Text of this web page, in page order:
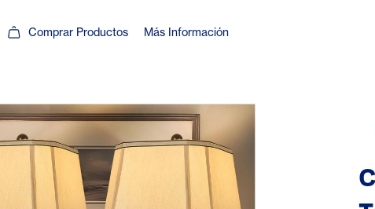
Comprar Productos Más Información